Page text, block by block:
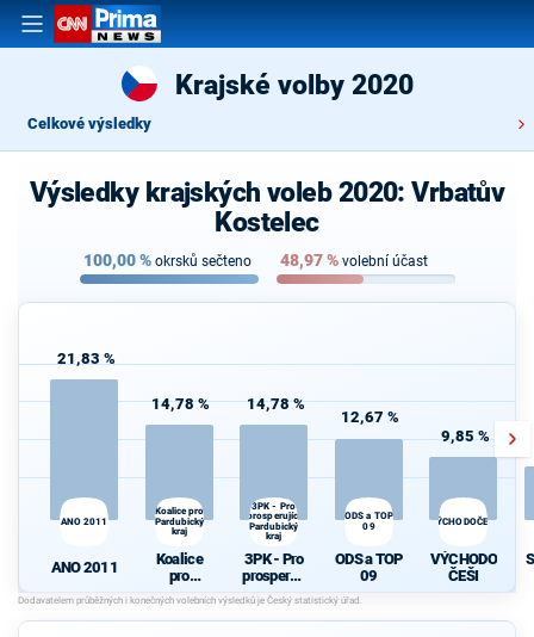
Krajské volby 2020
Celkové výsledky
Výsledky krajských voleb 2020: Vrbatův
Kostelec
100,00% okrsků sečteno 48,97% volební účast
21,83 %
ANO 2011
ANO 2011
14,78 %
Koalice pro
Pardubický
kraj
Koalice
pro
Pardubick
ý kraj
14,78 %
3PK - Pro
prosperující
Pardubický
kraj
3PK - Pro
prosperují
cí
Pardubick
ý kraj
12,67 %
ODS a TOP
09
ODS a TOP
09
9,85 %
VÝCHODOČEŠI
VÝCHODO
ČEŠI